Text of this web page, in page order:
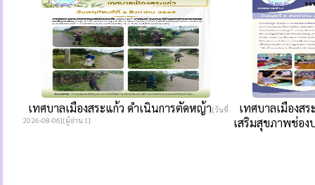
เทศบาลเมืองสระแก้ว ดำเนินการตัดหญ้า[วันที่
2026-08-06][ผู้อ่าน 1]
เทศบาลเมืองสร
เสริมสุขภาพช่อง